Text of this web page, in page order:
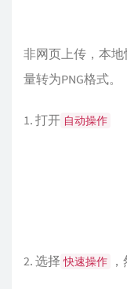
非网页上传，本地
量转为PNG格式。
打开 自动操作
选择 快速操作